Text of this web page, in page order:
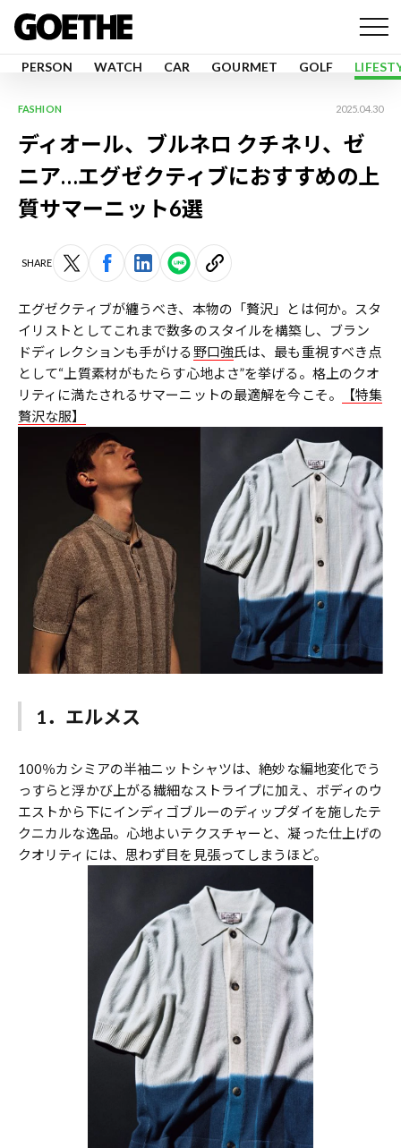
PERSON WATCH CAR GOURMET GOLF
FASHION 2025.04.30
ディオール、ブルネロ クチネリ、ゼ
ニア…エグゼクティブにおすすめの上
質サマーニット6選
SHARE
エグゼクティブが纏うべき、本物の「贅沢」とは何か。スタ
イリストとしてこれまで数多のスタイルを構築し、ブラン
ドディレクションも手がける 野口強氏は、最も重視すべき点
として“上質素材がもたらす心地よさ”を挙げる。格上のクオ
リティに満たされるサマーニットの最適解を今こそ。
【特集
贅沢な服】
1．エルメス
100％カシミアの半袖ニットシャツは、絶妙な編地変化でう
っすらと浮かび上がる繊細なストライプに加え、ボディのウ
エストから下にインディゴブルーのディップダイを施したテ
クニカルな逸品。心地よいテクスチャーと、凝った仕上げの
クオリティには、思わず目を見張ってしまうほど。